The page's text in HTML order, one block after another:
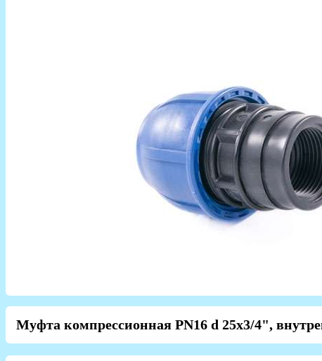
Муфта компрессионная PN16 d 25x3/4",